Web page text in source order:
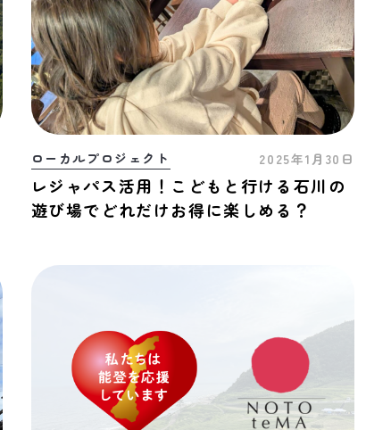
ローカルプロジェクト 2025年1月30日
レジャパス活用！こどもと行ける石川の
遊び場でどれだけお得に楽しめる？